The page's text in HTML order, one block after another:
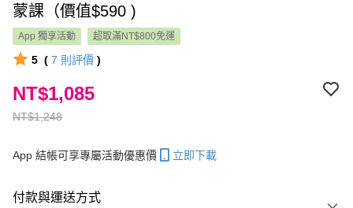
蒙課（價值$590 )
App 獨享活動 超取滿NT$800免運
5 ( 7 則評價 )
NT$1,248
NT$1,085
App 結帳可享專屬活動優惠價 立即下載
付款與運送方式